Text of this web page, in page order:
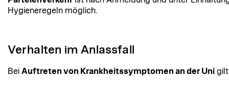
Hygieneregeln möglich.
Verhalten im Anlassfall
Bei Auftreten von Krankheitssymptomen an der Uni